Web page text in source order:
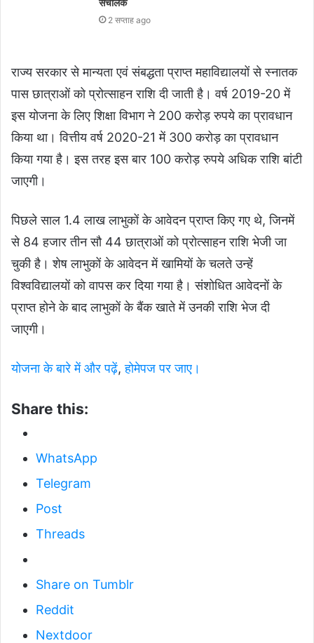
संचालक
2 सप्ताह ago
राज्य सरकार से मान्यता एवं संबद्धता प्राप्त महाविद्यालयों से स्नातक
पास छात्राओं को प्रोत्साहन राशि दी जाती है। वर्ष 2019-20 में
इस योजना के लिए शिक्षा विभाग ने 200 करोड़ रुपये का प्रावधान
किया था। वित्तीय वर्ष 2020-21 में 300 करोड़ का प्रावधान
किया गया है। इस तरह इस बार 100 करोड़ रुपये अधिक राशि बांटी
जाएगी।
पिछले साल 1.4 लाख लाभुकों के आवेदन प्राप्त किए गए थे, जिनमें
से 84 हजार तीन सौ 44 छात्राओं को प्रोत्साहन राशि भेजी जा
चुकी है। शेष लाभुकों के आवेदन में खामियों के चलते उन्हें
विश्वविद्यालयों को वापस कर दिया गया है। संशोधित आवेदनों के
प्राप्त होने के बाद लाभुकों के बैंक खाते में उनकी राशि भेज दी
जाएगी।
योजना के बारे में और पढ़ें,होमेपज पर जाए।
Share this:
WhatsApp
Telegram
Post
Threads
Share on Tumblr
Reddit
Nextdoor